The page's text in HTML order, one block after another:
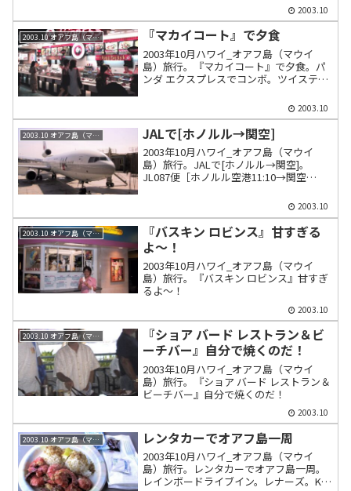
2003.10
2003.10 オアフ島（マウイ島） 『マカイコート』で夕食
2003年10月ハワイ_オアフ島（マウイ
島）旅行。『マカイコート』で夕食。パ
ンダ エクスプレスでコンボ。ツイステッ
2003.10
2003.10 オアフ島（マウイ島） JALで[ホノルル→関空]
2003年10月ハワイ_オアフ島（マウイ
島）旅行。JALで[ホノルル→関空]。
JL087便［ホノルル空港11:10→関空
2003.10
2003.10 オアフ島（マウイ島）
『バスキン ロビンス』甘すぎる
よ～！
2003年10月ハワイ_オアフ島（マウイ
島）旅行。『バスキン ロビンス』甘すぎ
るよ～！
2003.10
2003.10 オアフ島（マウイ島）
『ショア バード レストラン＆ビ
ーチバー』自分で焼くのだ！
2003年10月ハワイ_オアフ島（マウイ
島）旅行。『ショア バード レストラン＆
ビーチバー』自分で焼くのだ！
2003.10
2003.10 オアフ島（マウイ島） レンタカーでオアフ島一周
2003年10月ハワイ_オアフ島（マウイ
島）旅行。レンタカーでオアフ島一周。
レインボードライブイン。レナーズ。KC